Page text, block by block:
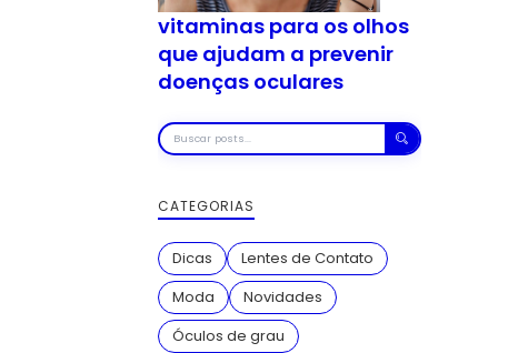
vitaminas para os olhos
que ajudam a prevenir
doenças oculares
Buscar
posts
CATEGORIAS
Dicas
Lentes de Contato
Moda
Novidades
Óculos de grau